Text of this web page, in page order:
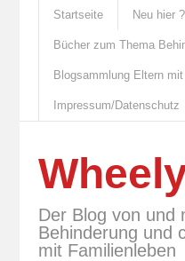
Startseite Neu hier ?
Bücher zum Thema
Blogsammlung Eltern
Impressum/Datenschutz
Der Blog von und
Behinderung und
mit Familienleben